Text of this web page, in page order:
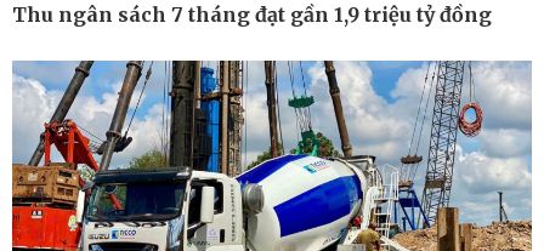
Thế giới
Quan sát
Cuộc sống đó đây
Hồ sơ
Multimedia
Ảnh
Video
E-Magazine
Infographic
Thu ngân sách 7 tháng đạt gần 1,9 triệu tỷ đồng